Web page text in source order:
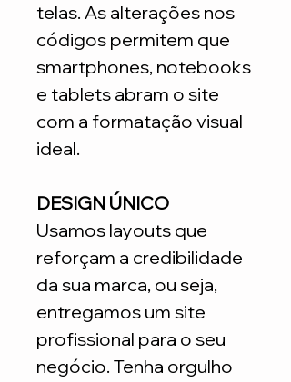
telas. As alterações nos
códigos permitem que
smartphones, notebooks
e tablets abram o site
com a formatação visual
ideal.
DESIGN ÚNICO
Usamos layouts que
reforçam a credibilidade
da sua marca, ou seja,
entregamos um site
profissional para o seu
negócio. Tenha orgulho